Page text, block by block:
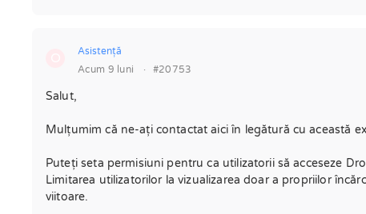
Asistenţă
Acum 9 luni
· #20753
Salut,
Mulțumim că ne-ați contactat aici în legătură cu această
Puteți seta permisiuni pentru ca utilizatorii să acceseze
Limitarea utilizatorilor la vizualizarea doar a propriilor
viitoare.